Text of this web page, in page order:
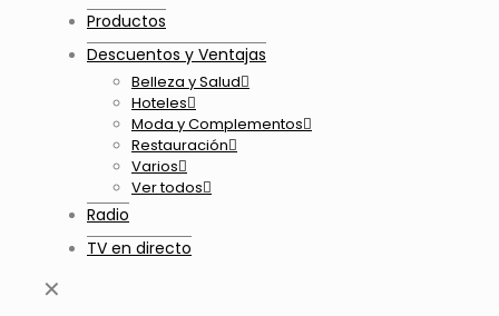
Productos
Descuentos y Ventajas
Belleza y Salud
Hoteles
Moda y Complementos
Restauración
Varios
Ver todos
Radio
TV en directo
✕